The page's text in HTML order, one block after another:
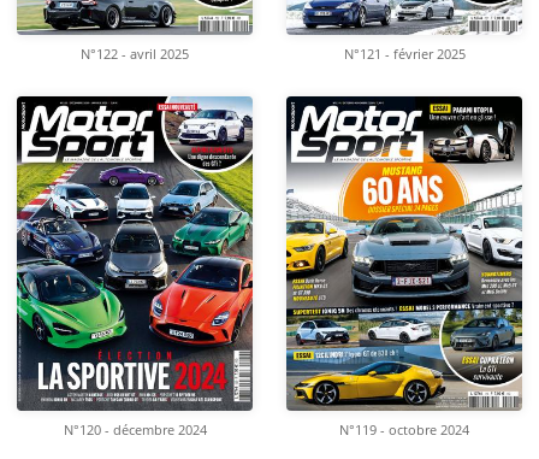
N°122 - avril 2025 N°121 - février 2025
N°120 - décembre 2024 N°119 - octobre 2024